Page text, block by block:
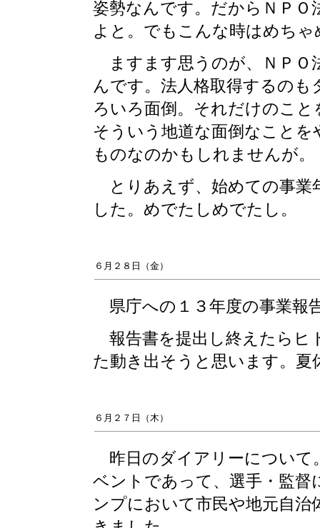
姿勢なんです。だからＮＰＯ
よと。でもこんな時はめち
ますます思うのが、ＮＰＯ
んです。法人格取得するの
ろいろ面倒。それだけのこ
そういう地道な面倒なこと
ものなのかもしれませんが。
とりあえず、始めての事業
した。めでたしめでたし。
６月２８日（金）
県庁への１３年度の事業報
報告書を提出し終えたらヒ
た動き出そうと思います。
６月２７日（木）
昨日のダイアリーについて
ベントであって、選手・監
ンプにおいて市民や地元自